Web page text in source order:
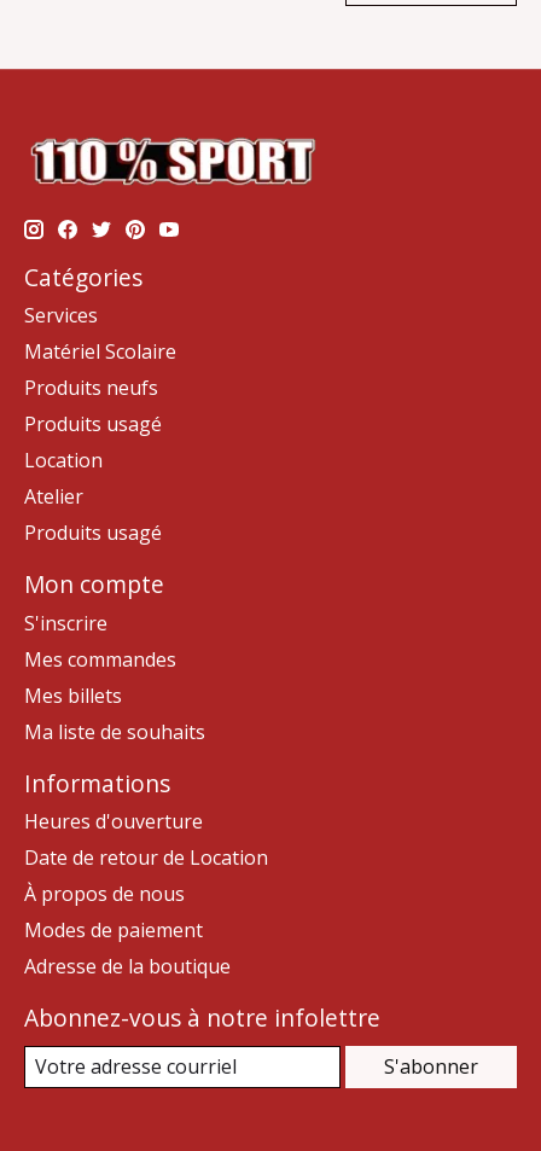
Catégories
Services
Matériel Scolaire
Produits neufs
Produits usagé
Location
Atelier
Produits usagé
Mon compte
S'inscrire
Mes commandes
Mes billets
Ma liste de souhaits
Informations
Heures d'ouverture
Date de retour de Location
À propos de nous
Modes de paiement
Adresse de la boutique
Abonnez-vous à notre infolettre
S'abonner